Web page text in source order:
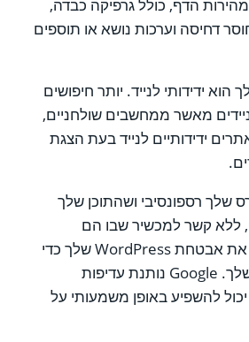
הדף, כולל גרפיקה כבדה,
דחיסה וערכות נושא או תוספים
ידידותי לנייד. יותר חיפושים
מאשר ממחשבים שולחניים,
ידידותיים לנייד בעת הצגת
שלך רספונסיבי ושהתוכן שלך
ללא קשר למכשיר שבו הם
משתמשים.לבסוף, שפר את אבטחת WordPress שלך כדי
לשפר את דירוג ה- SEO שלך. Google נותנת עדיפות
להשפיע באופן משמעותי על